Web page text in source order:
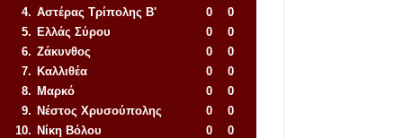
4. Αστέρας Τρίπολης Β' 0
0
5. Ελλάς Σύρου 0
0
6. Ζάκυνθος 0
0
7. Καλλιθέα 0
0
8. Μαρκό 0
0
9. Νέστος Χρυσούπολης 0
0
10. Νίκη Βόλου 0
0